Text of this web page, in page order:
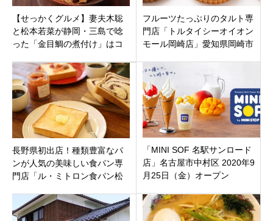
【せっかくグルメ】妻夫木聡
と松本若菜が静岡・三島で唸
った「金目鯛の煮付け」はコ
解説！
フルーツたっぷりのタルト専
門店「トルタイシーオイオン
モール岡崎店」愛知県岡崎市
長野県初出店！種類豊富なパ
ンが人気の美味しい食パン専
門店「ル・ミトロン食パン松
町南 村井駅近くに9月25日オ
ープンです。
「MINI SOF 名駅サンロード
店」名古屋市中村区 2020年9
月25日（金）オープン